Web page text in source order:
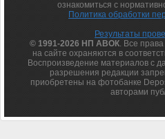
ознакомиться с
Политика обработки
Результаты
© 1991-2026 НП АВОК. Все
на сайте охраняются в
Воспроизведение материалов с
разрешения редакции
приобретены на фотобанке
авторами